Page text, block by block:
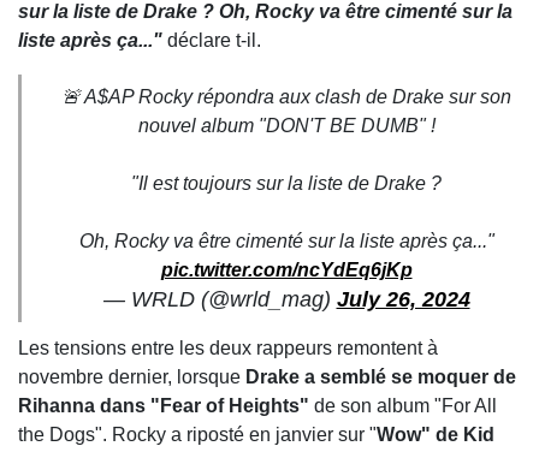
sur la liste de Drake ? Oh, Rocky va être cimenté sur la
liste après ça..." déclare t-il.
🚨 A$AP Rocky répondra aux clash de Drake sur son
nouvel album "DON'T BE DUMB" !
"Il est toujours sur la liste de Drake ?
Oh, Rocky va être cimenté sur la liste après ça..."
pic.twitter.com/ncYdEq6jKp
— WRLD (@wrld_mag) July 26, 2024
Les tensions entre les deux rappeurs remontent à
novembre dernier, lorsque Drake a semblé se moquer de
Rihanna dans "Fear of Heights" de son album "For All
the Dogs". Rocky a riposté en janvier sur "Wow" de Kid